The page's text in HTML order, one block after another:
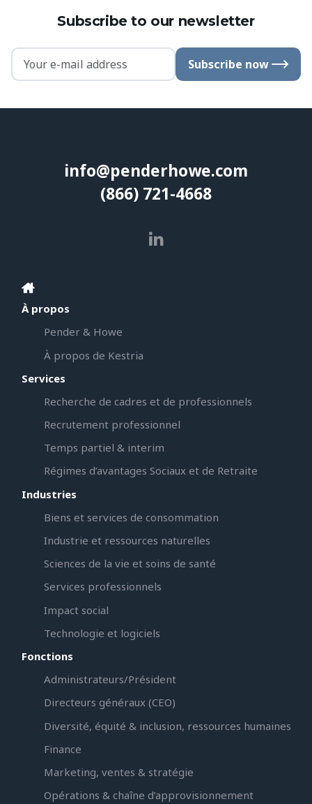
Subscribe to our newsletter
Subscribe now
info@penderhowe.com
(866) 721-4668
À propos
Pender & Howe
À propos de Kestria
Services
Recherche de cadres et de professionnels
Recrutement professionnel
Temps partiel & interim
Régimes d’avantages Sociaux et de Retraite
Industries
Biens et services de consommation
Industrie et ressources naturelles
Sciences de la vie et soins de santé
Services professionnels
Impact social
Technologie et logiciels
Fonctions
Administrateurs/Président
Directeurs généraux (CEO)
Diversité, équité & inclusion, ressources humaines
Finance
Marketing, ventes & stratégie
Opérations & chaîne d’approvisionnement